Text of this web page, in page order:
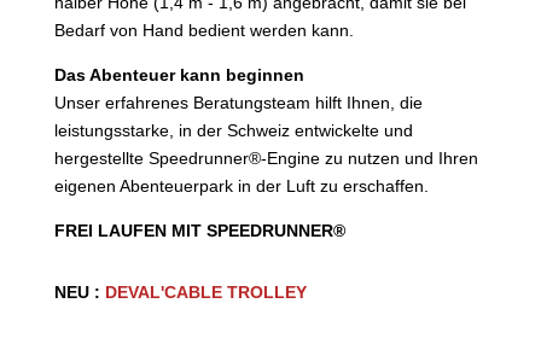
Bedarf von Hand bedient werden kann.
Das Abenteuer kann beginnen
Unser erfahrenes Beratungsteam hilft Ihnen, die
leistungsstarke, in der Schweiz entwickelte und
hergestellte Speedrunner®-Engine zu nutzen und Ihren
eigenen Abenteuerpark in der Luft zu erschaffen.
FREI LAUFEN MIT SPEEDRUNNER®
NEU : DEVAL'CABLE TROLLEY